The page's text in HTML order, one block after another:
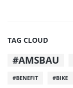
TAG CLOUD
#AMSBAU
#BENEFIT #BIKE